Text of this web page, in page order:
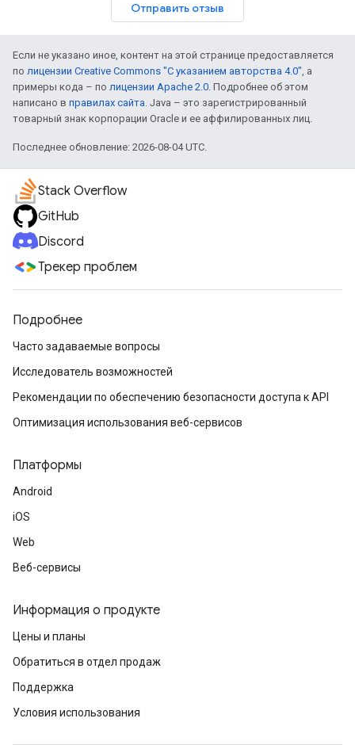
Отправить отзыв
Если не указано иное, контент на этой странице предоставляется
по лицензии Creative Commons "С указанием авторства 4.0", а
примеры кода – по лицензии Apache 2.0. Подробнее об этом
написано в правилах сайта. Java – это зарегистрированный
товарный знак корпорации Oracle и ее аффилированных лиц.
Последнее обновление: 2026-08-04 UTC.
Stack Overflow
GitHub
Discord
Трекер проблем
Подробнее
Часто задаваемые вопросы
Исследователь возможностей
Рекомендации по обеспечению безопасности доступа к API
Оптимизация использования веб-сервисов
Платформы
Android
iOS
Web
Веб-сервисы
Информация о продукте
Цены и планы
Обратиться в отдел продаж
Поддержка
Условия использования